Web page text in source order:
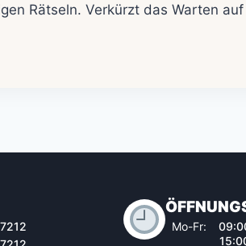
Rätseln. Verkürzt das Warten
Mo-Fr: